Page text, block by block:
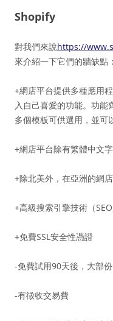
Shopify
對我們來說https://
來介紹一下它們的牆缺點：
+網店平台提供多種應用
入自己喜愛的功能。功能
多個模板可供選用，並可
+網店平台除有繁體中文
+除北美外，在亞洲的網
+高級搜索引擎技術（
+免費SSL安全性憑證
-免費試用90天後，大部
-有徵收交易費